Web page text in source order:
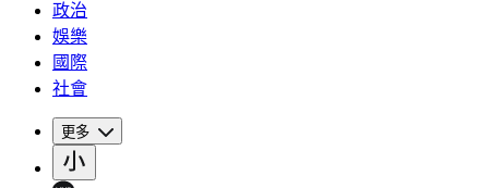
政治
娛樂
國際
社會
更多